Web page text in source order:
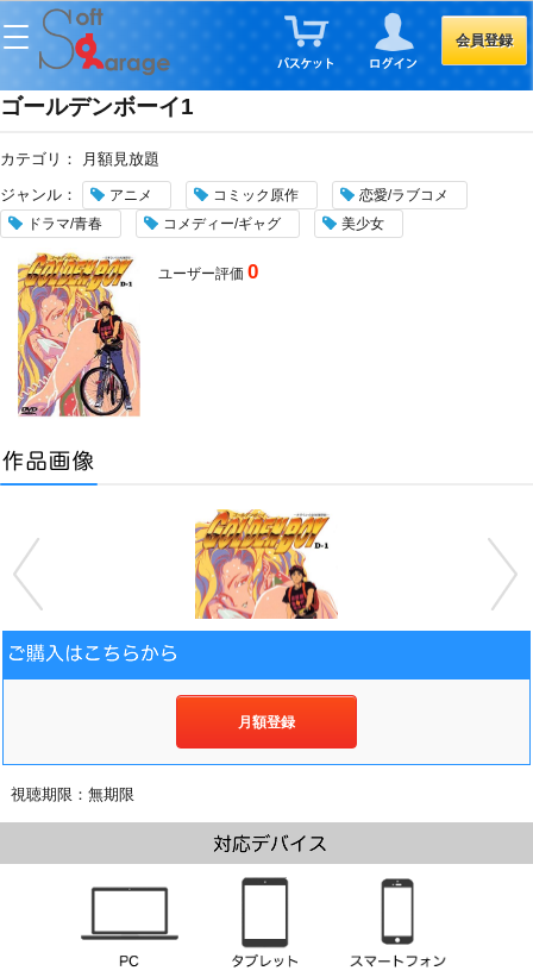
会員登録
ゴールデンボーイ1
カテゴリ：
月額見放題
ジャンル：
アニメ コミック原作
恋愛/ラブコメ
ドラマ/青春
コメディー/ギャグ 美少女
ユーザー評価0
月額登録
視聴期限：無期限